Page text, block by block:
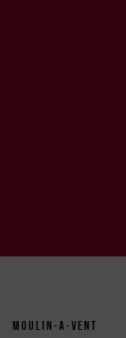
MOULIN-A-VENT